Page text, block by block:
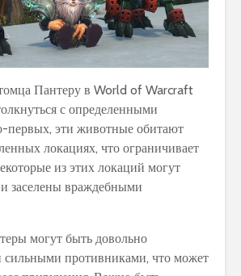
Пантеру в World of Warcraft
с определенными
первых, эти животные обитают
локациях, что ограничивает
из этих локаций могут
заселены враждебными
могут быть довольно
сильными противниками, что может